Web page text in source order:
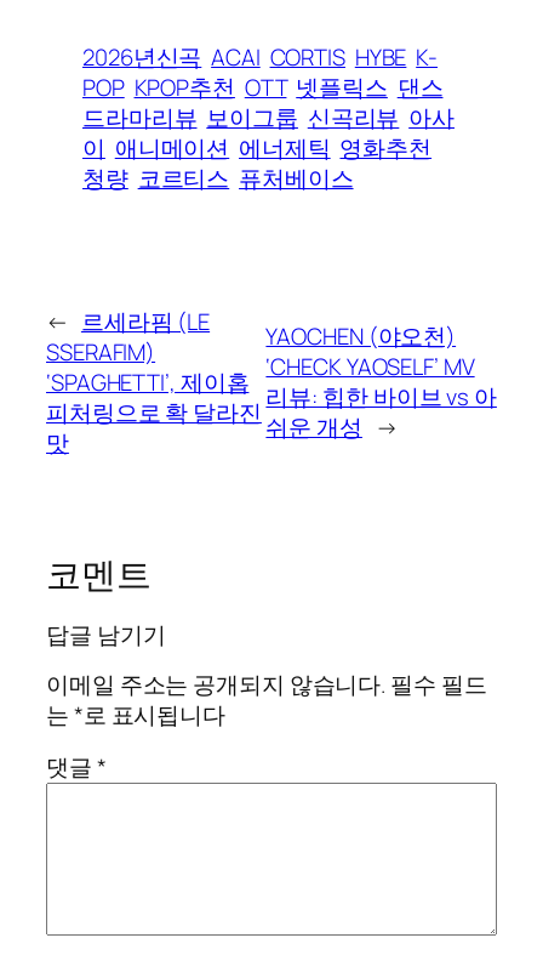
2026년신곡 ACAI CORTIS HYBE K-
POP KPOP추천 OTT 넷플릭스 댄스
드라마리뷰 보이그룹 신곡리뷰 아사
이 애니메이션 에너제틱 영화추천
청량 코르티스 퓨처베이스
← 르세라핌 (LE
SSERAFIM)
‘SPAGHETTI’, 제이홉
피처링으로 확 달라진
맛
YAOCHEN (야오천)
‘CHECK YAOSELF’ MV
리뷰: 힙한 바이브 vs 아
쉬운 개성 →
코멘트
답글 남기기
이메일 주소는 공개되지 않습니다. 필수 필드
는*로 표시됩니다
댓글*